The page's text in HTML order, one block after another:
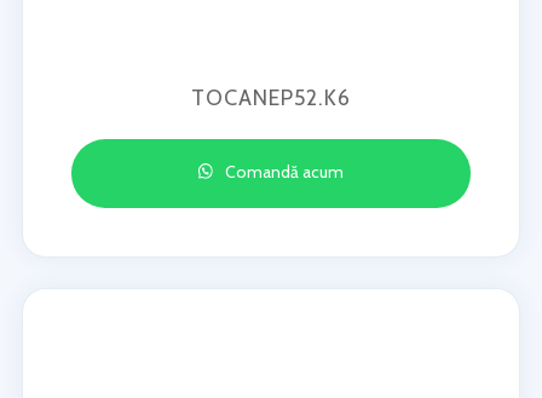
TOCANEP52.K6
Comandă acum